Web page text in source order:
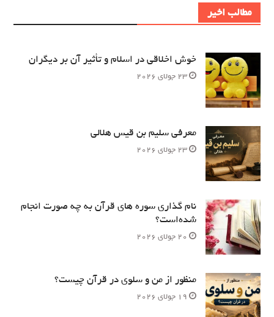
مطالب اخیر
خوش اخلاقی در اسلام و تأثیر آن بر دیگران
23 جولای 2026
معرفی سلیم بن قیس هلالی
23 جولای 2026
نام‌ گذاری سوره های قرآن به چه صورت انجام
شده‌است؟
20 جولای 2026
منظور از من و سلوی در قرآن چیست؟
19 جولای 2026